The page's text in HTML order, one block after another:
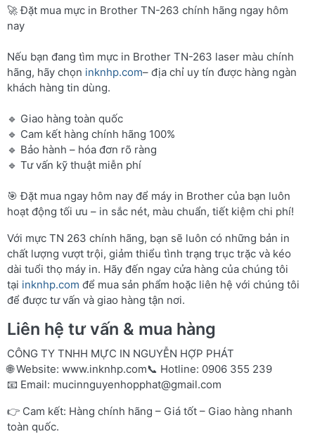
🚀 Đặt mua mực in Brother TN-263 chính hãng ngay hôm
nay
Nếu bạn đang tìm mực in Brother TN-263 laser màu chính
hãng, hãy chọn inknhp.com– địa chỉ uy tín được hàng ngàn
khách hàng tin dùng.
🔹 Giao hàng toàn quốc
🔹 Cam kết hàng chính hãng 100%
🔹 Bảo hành – hóa đơn rõ ràng
🔹 Tư vấn kỹ thuật miễn phí
🎯 Đặt mua ngay hôm nay để máy in Brother của bạn luôn
hoạt động tối ưu – in sắc nét, màu chuẩn, tiết kiệm chi phí!
Với mực TN 263 chính hãng, bạn sẽ luôn có những bản in
chất lượng vượt trội, giảm thiểu tình trạng trục trặc và kéo
dài tuổi thọ máy in. Hãy đến ngay cửa hàng của chúng tôi
tại inknhp.com để mua sản phẩm hoặc liên hệ với chúng tôi
để được tư vấn và giao hàng tận nơi.
Liên hệ tư vấn & mua hàng
CÔNG TY TNHH MỰC IN NGUYỄN HỢP PHÁT
🌐 Website: www.inknhp.com📞 Hotline: 0906 355 239
📧 Email: mucinnguyenhopphat@gmail.com
👉 Cam kết: Hàng chính hãng – Giá tốt – Giao hàng nhanh
toàn quốc.